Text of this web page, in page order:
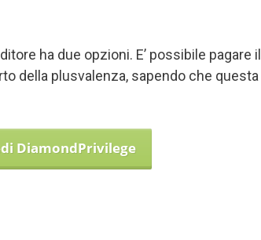
ha due opzioni. E’ possibile pagare il
della plusvalenza, sapendo che questa
DiamondPrivilege